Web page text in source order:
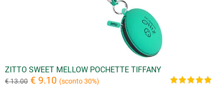
ZITTO SWEET MELLOW POCHETTE TIFFANY
€ 13.00 € 9.10 (sconto 30%)